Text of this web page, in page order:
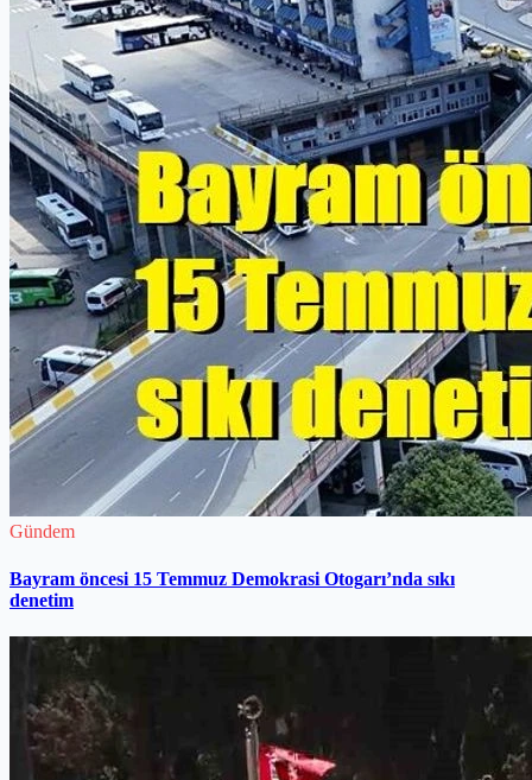
Gündem
Bayram öncesi 15 Temmuz Demokrasi Otogarı’nda sıkı
denetim